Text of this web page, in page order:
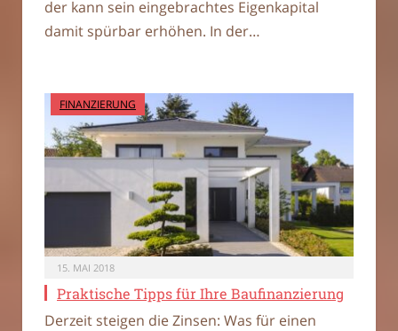
der kann sein eingebrachtes Eigenkapital
damit spürbar erhöhen. In der…
FINANZIERUNG
15. MAI 2018
Praktische Tipps für Ihre Baufinanzierung
Derzeit steigen die Zinsen: Was für einen